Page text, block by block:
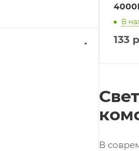
В
133
В